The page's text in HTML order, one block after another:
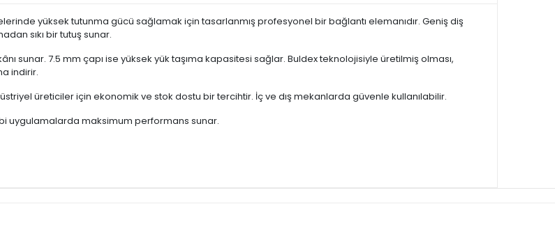
yüksek tutunma gücü sağlamak için tasarlanmış profesyonel bir bağlantı elemanıdır. Geniş diş
sıkı bir tutuş sunar.
sunar. 7.5 mm çapı ise yüksek yük taşıma kapasitesi sağlar. Buldex teknolojisiyle üretilmiş olması,
indirir.
üreticiler için ekonomik ve stok dostu bir tercihtir. İç ve dış mekanlarda güvenle kullanılabilir.
uygulamalarda maksimum performans sunar.